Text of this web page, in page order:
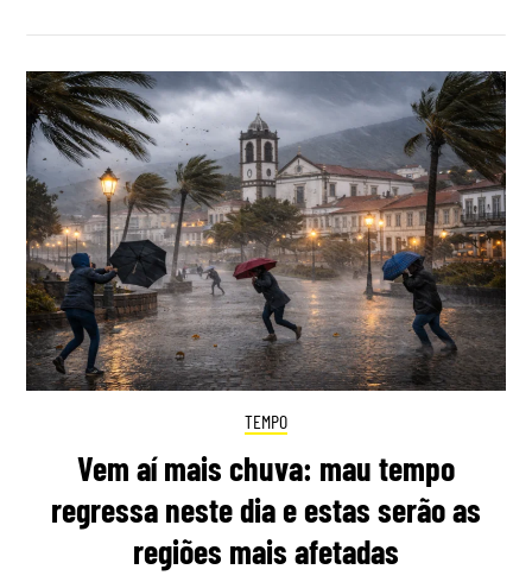
TEMPO
Vem aí mais chuva: mau tempo
regressa neste dia e estas serão as
regiões mais afetadas